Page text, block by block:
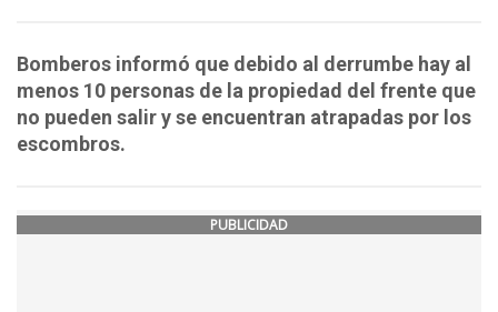
Bomberos informó que debido al derrumbe hay al
menos 10 personas de la propiedad del frente que
no pueden salir y se encuentran atrapadas por los
escombros.
PUBLICIDAD